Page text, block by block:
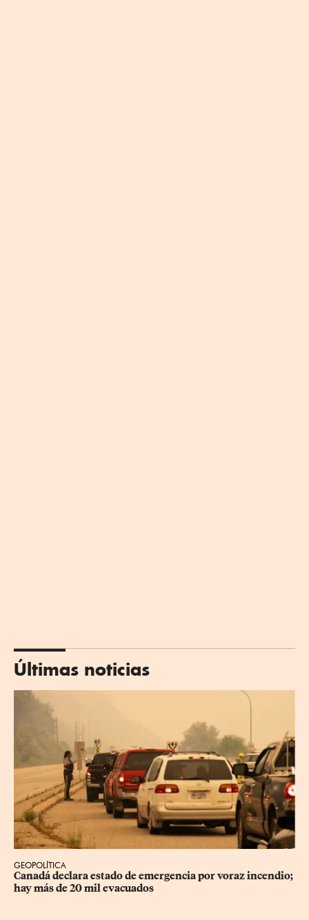
Últimas noticias
GEOPOLÍTICA
Canadá declara estado de emergencia por voraz incendio;
hay más de 20 mil evacuados